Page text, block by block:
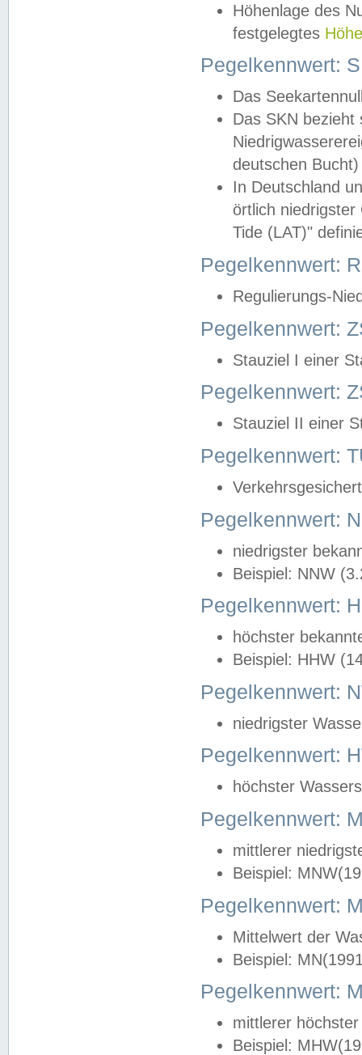
Höhenlage des
festgelegtes
Pegelkennwert:
Das
Das SKN
deutschen
In Deutschland
örtlich
Tide (LAT)"
Pegelkennwert:
Regulierungs-
Pegelkennwert:
Stauziel I einer
Pegelkennwert:
Stauziel II einer
Pegelkennwert:
Pegelkennwert:
niedrigster
Beispiel: NNW
Pegelkennwert:
höchster
Beispiel: HHW
Pegelkennwert:
niedrigster
Pegelkennwert:
höchster
Pegelkennwert:
mittlerer
Beispiel:
Pegelkennwert:
Mittelwert der
Beispiel:
Pegelkennwert:
mittlerer
Beispiel: